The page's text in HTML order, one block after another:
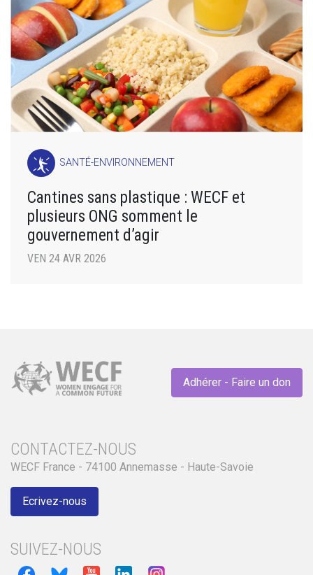
SANTÉ-ENVIRONNEMENT
Cantines sans plastique : WECF et
plusieurs ONG somment le
gouvernement d’agir
VEN 24 AVR 2026
Adhérer - Faire un don
CONTACTEZ-NOUS
WECF France - 74100 Annemasse - Haute-Savoie
Ecrivez-nous
SUIVEZ-NOUS